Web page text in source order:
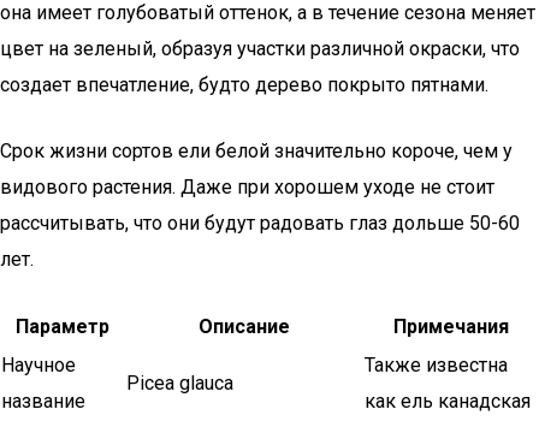
она имеет голубоватый оттенок, а в течение сезона меняет
цвет на зеленый, образуя участки различной окраски, что
создает впечатление, будто дерево покрыто пятнами.
Срок жизни сортов ели белой значительно короче, чем у
видового растения. Даже при хорошем уходе не стоит
рассчитывать, что они будут радовать глаз дольше 50-60
лет.
Параметр Описание
Примечания
Научное
название
Picea glauca
Также известна
как ель канадская